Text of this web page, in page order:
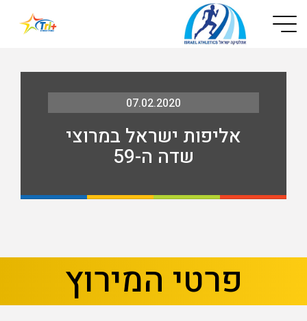
Button used only for devices with a small screen
07.02.2020
אליפות ישראל במרוצי
שדה ה-59
פרטי המירוץ